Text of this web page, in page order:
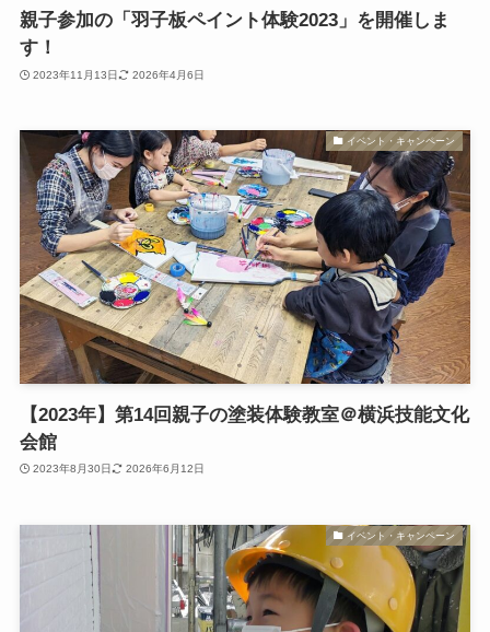
親子参加の「羽子板ペイント体験2023」を開催しま
す！
2023年11月13日 2026年4月6日
イベント・キャンペーン
【2023年】第14回親子の塗装体験教室＠横浜技能文化
会館
2023年8月30日 2026年6月12日
イベント・キャンペーン